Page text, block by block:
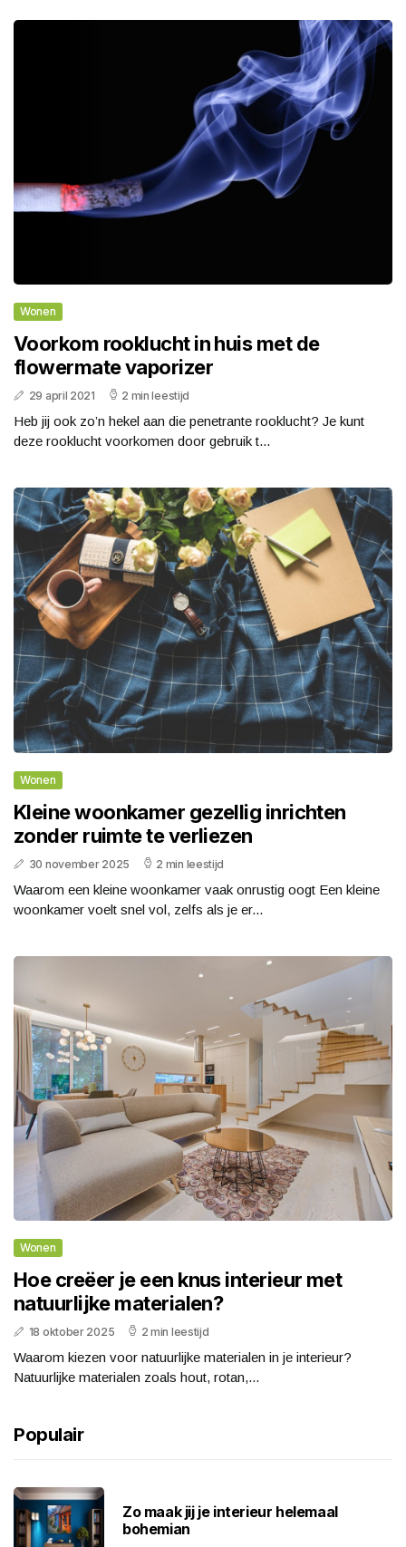
Wonen
Voorkom rooklucht in huis met de
flowermate vaporizer
29 april 2021 2 min leestijd
Heb jij ook zo’n hekel aan die penetrante rooklucht? Je kunt
deze rooklucht voorkomen door gebruik t...
Wonen
Kleine woonkamer gezellig inrichten
zonder ruimte te verliezen
30 november 2025 2 min leestijd
Waarom een kleine woonkamer vaak onrustig oogt Een kleine
woonkamer voelt snel vol, zelfs als je er...
Wonen
Hoe creëer je een knus interieur met
natuurlijke materialen?
18 oktober 2025 2 min leestijd
Waarom kiezen voor natuurlijke materialen in je interieur?
Natuurlijke materialen zoals hout, rotan,...
Populair
Zo maak jij je interieur helemaal
bohemian